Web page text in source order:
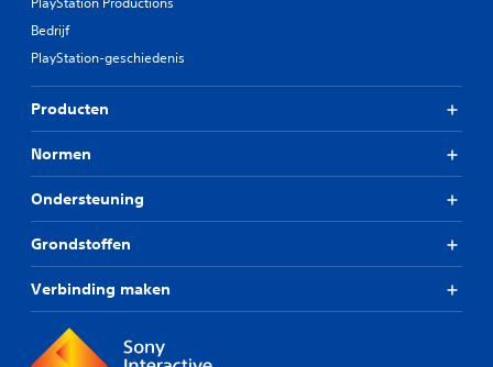
Bedrijf
PlayStation-geschiedenis
Producten
Normen
Ondersteuning
Grondstoffen
Verbinding maken